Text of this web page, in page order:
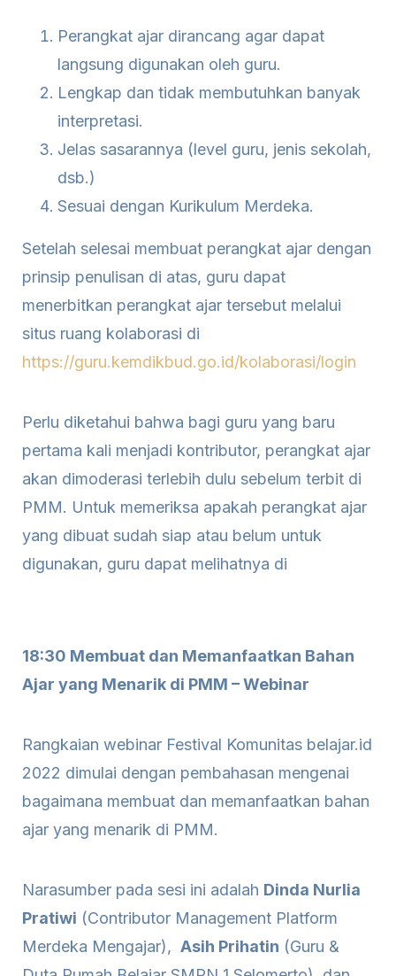
Perangkat ajar dirancang agar dapat
langsung digunakan oleh guru.
Lengkap dan tidak membutuhkan banyak
interpretasi.
Jelas sasarannya (level guru, jenis sekolah,
dsb.)
Sesuai dengan Kurikulum Merdeka.
Setelah selesai membuat perangkat ajar dengan
prinsip penulisan di atas, guru dapat
menerbitkan perangkat ajar tersebut melalui
situs ruang kolaborasi di
https://guru.kemdikbud.go.id/kolaborasi/login
Perlu diketahui bahwa bagi guru yang baru
pertama kali menjadi kontributor, perangkat ajar
akan dimoderasi terlebih dulu sebelum terbit di
PMM. Untuk memeriksa apakah perangkat ajar
yang dibuat sudah siap atau belum untuk
digunakan, guru dapat melihatnya di
18:30 Membuat dan Memanfaatkan Bahan
Ajar yang Menarik di PMM – Webinar
Rangkaian webinar Festival Komunitas belajar.id
2022 dimulai dengan pembahasan mengenai
bagaimana membuat dan memanfaatkan bahan
ajar yang menarik di PMM.
Narasumber pada sesi ini adalah Dinda Nurlia
Pratiwi (Contributor Management Platform
Merdeka Mengajar), Asih Prihatin (Guru &